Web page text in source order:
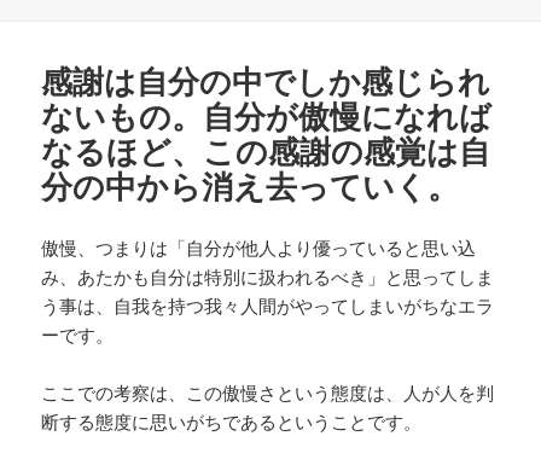
感謝は自分の中でしか感じられ
ないもの。自分が傲慢になれば
なるほど、この感謝の感覚は自
分の中から消え去っていく。
傲慢、つまりは「自分が他人より優っていると思い込
み、あたかも自分は特別に扱われるべき」と思ってしま
う事は、自我を持つ我々人間がやってしまいがちなエラ
ーです。
ここでの考察は、この傲慢さという態度は、人が人を判
断する態度に思いがちであるということです。